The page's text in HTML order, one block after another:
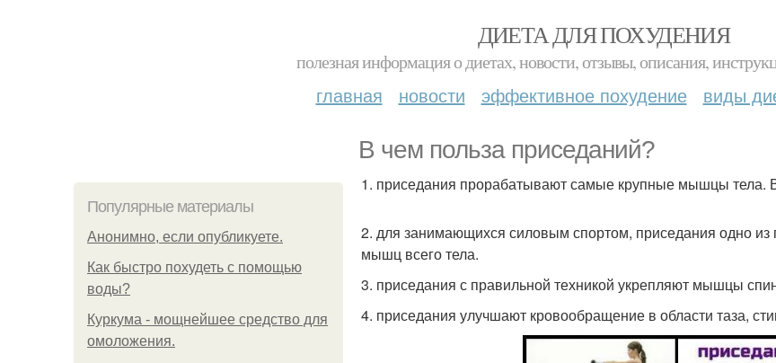
ДИЕТА ДЛЯ ПОХУДЕНИЯ
полезная информация о диетах, новости, отзывы, описания,
главная новости эффективное похудение виды
В чем польза приседаний?
Популярные материалы
Анонимно, если опубликуете.
Как быстро похудеть с помощью
воды?
Куркума - мощнейшее средство для
омоложения.
1. приседания прорабатывают самые крупные мышцы тела.
2. для занимающихся силовым спортом, приседания одно
мышц всего тела.
3. приседания с правильной техникой укрепляют мышцы
4. приседания улучшают кровообращение в области таза,